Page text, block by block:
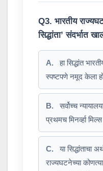
Q3. भारतीय
सिद्धांता’ संदर्भात
A.
हा सिद्धांत
स्पष्टपणे नमूद केला
B.
सर्वोच्च
प्रथमच मिनर्व्हा
C.
या सिद्धांताचा
राज्यघटनेच्या